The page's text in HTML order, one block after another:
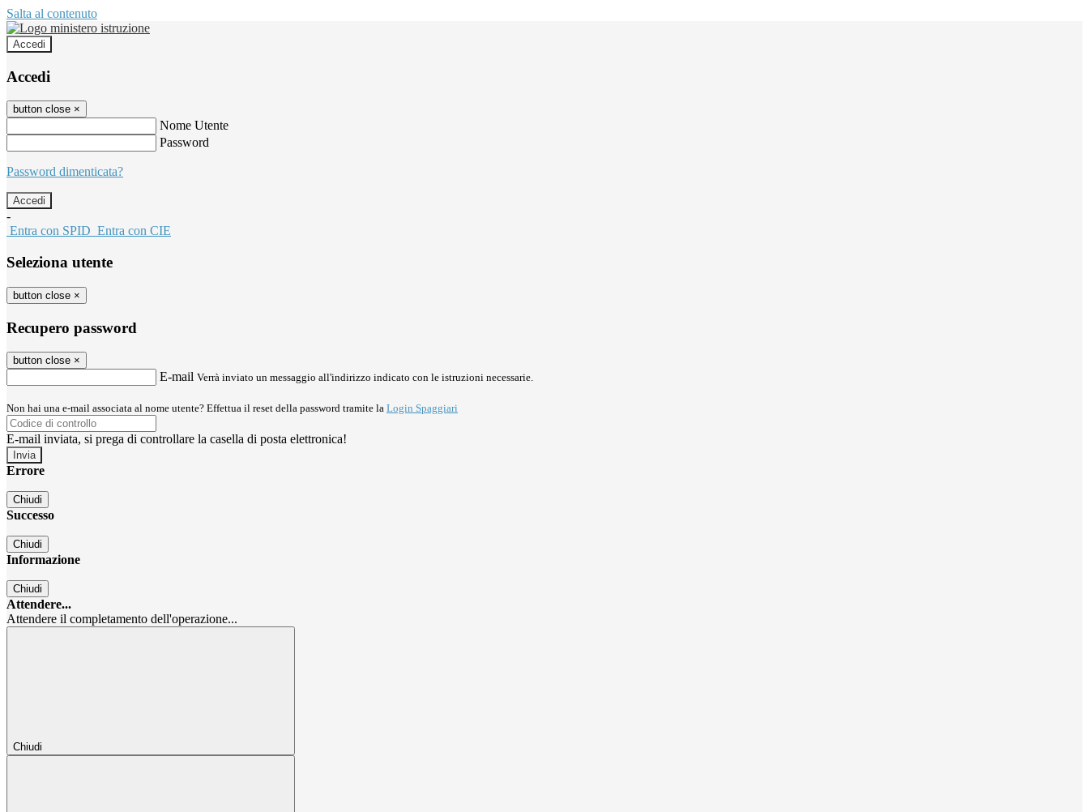
Salta al contenuto
Accedi
Accedi
button close ×
Nome Utente
Password
Password dimenticata?
-
Entra con SPID Entra con CIE
Seleziona utente
button close ×
Recupero password
button close ×
E-mail Verrà inviato un messaggio all'indirizzo indicato con le istruzioni necessarie.
Non hai una e-mail associata al nome utente? Effettua il reset della password tramite la Login Spaggiari
E-mail inviata, si prega di controllare la casella di posta elettronica!
Errore
Chiudi
Successo
Chiudi
Informazione
Chiudi
Attendere...
Attendere il completamento dell'operazione...
Chiudi